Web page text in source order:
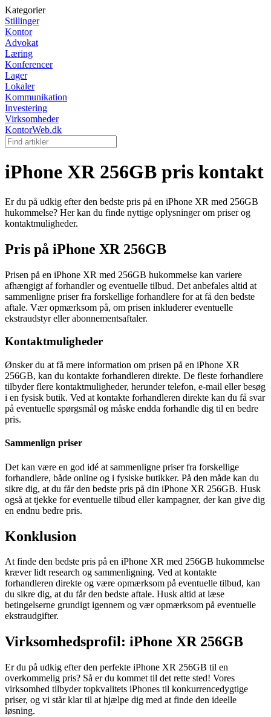
Kategorier
Stillinger
Kontor
Advokat
Læring
Konferencer
Lager
Lokaler
Kommunikation
Investering
Virksomheder
KontorWeb.dk
iPhone XR 256GB pris kontakt
Er du på udkig efter den bedste pris på en iPhone XR med 256GB
hukommelse? Her kan du finde nyttige oplysninger om priser og
kontaktmuligheder.
Pris på iPhone XR 256GB
Prisen på en iPhone XR med 256GB hukommelse kan variere
afhængigt af forhandler og eventuelle tilbud. Det anbefales altid at
sammenligne priser fra forskellige forhandlere for at få den bedste
aftale. Vær opmærksom på, om prisen inkluderer eventuelle
ekstraudstyr eller abonnementsaftaler.
Kontaktmuligheder
Ønsker du at få mere information om prisen på en iPhone XR
256GB, kan du kontakte forhandleren direkte. De fleste forhandlere
tilbyder flere kontaktmuligheder, herunder telefon, e-mail eller besøg
i en fysisk butik. Ved at kontakte forhandleren direkte kan du få svar
på eventuelle spørgsmål og måske endda forhandle dig til en bedre
pris.
Sammenlign priser
Det kan være en god idé at sammenligne priser fra forskellige
forhandlere, både online og i fysiske butikker. På den måde kan du
sikre dig, at du får den bedste pris på din iPhone XR 256GB. Husk
også at tjekke for eventuelle tilbud eller kampagner, der kan give dig
en endnu bedre pris.
Konklusion
At finde den bedste pris på en iPhone XR med 256GB hukommelse
kræver lidt research og sammenligning. Ved at kontakte
forhandleren direkte og være opmærksom på eventuelle tilbud, kan
du sikre dig, at du får den bedste aftale. Husk altid at læse
betingelserne grundigt igennem og vær opmærksom på eventuelle
ekstraudgifter.
Virksomhedsprofil: iPhone XR 256GB
Er du på udkig efter den perfekte iPhone XR 256GB til en
overkommelig pris? Så er du kommet til det rette sted! Vores
virksomhed tilbyder topkvalitets iPhones til konkurrencedygtige
priser, og vi står klar til at hjælpe dig med at finde den ideelle
løsning.